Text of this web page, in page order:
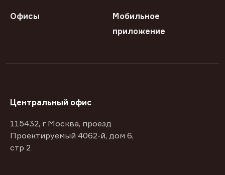
Офисы
Мобильное
приложение
Центральный офис
115432, г Москва, проезд
Проектируемый 4062-й, дом 6,
стр 2